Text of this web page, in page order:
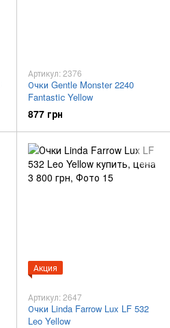
Артикул: 2376
Очки Gentle Monster 2240
Fantastiс Yellow
877 грн
Акция
Артикул: 2647
Очки Linda Farrow Lux LF 532
Leo Yellow